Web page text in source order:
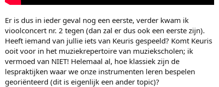
Er is dus in ieder geval nog een eerste, verder kwam ik
vioolconcert nr. 2 tegen (dan zal er dus ook een eerste zijn).
Heeft iemand van jullie iets van Keuris gespeeld? Komt Keuris
ooit voor in het muziekrepertoire van muziekscholen; ik
vermoed van NIET! Helemaal al, hoe klassiek zijn de
lespraktijken waar we onze instrumenten leren bespelen
georiënteerd (dit is eigenlijk een ander topic)?